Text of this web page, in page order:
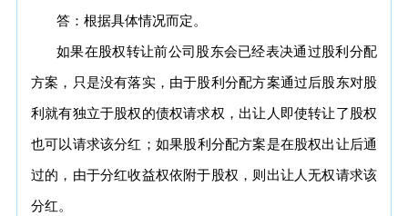
答：根据具体情况而定。
如果在股权转让前公司股东会已经表决通过股利分配
方案，只是没有落实，由于股利分配方案通过后股东对股
利就有独立于股权的债权请求权，出让人即使转让了股权
也可以请求该分红；如果股利分配方案是在股权出让后通
过的，由于分红收益权依附于股权，则出让人无权请求该
分红。